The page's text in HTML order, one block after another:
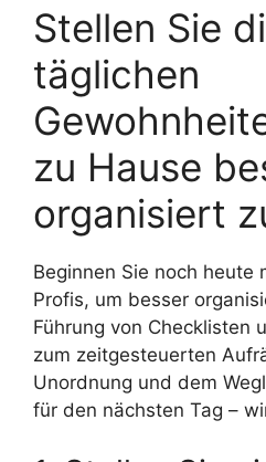
Stellen Sie
täglichen
zu Hause
organisiert
Beginnen Sie noch heute
Profis, um besser
Führung von Checklisten
zum zeitgesteuerten
Unordnung und dem
für den nächsten Tag –